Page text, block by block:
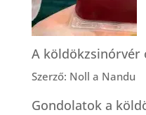
A köldökzsinórvér
Szerző: Noll a Nandu
Gondolatok a